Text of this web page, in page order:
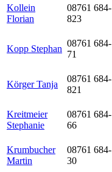
Kollein
Florian
08761 684-
823
Kopp Stephan
08761 684-
71
Körger Tanja
08761 684-
821
Kreitmeier
Stephanie
08761 684-
66
Krumbucher
Martin
08761 684-
30